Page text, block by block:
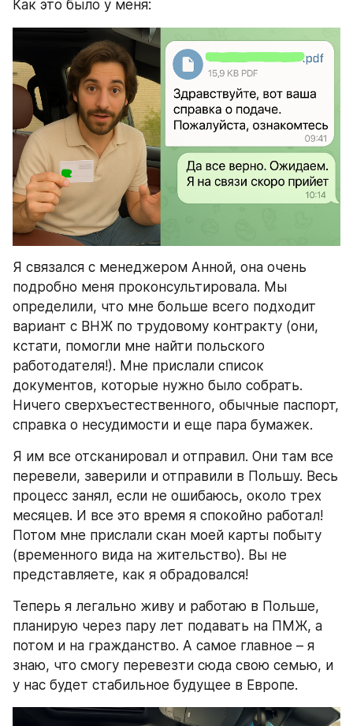
Как это было у меня:
Я связался с менеджером Анной, она очень
подробно меня проконсультировала. Мы
определили, что мне больше всего подходит
вариант с ВНЖ по трудовому контракту (они,
кстати, помогли мне найти польского
работодателя!). Мне прислали список
документов, которые нужно было собрать.
Ничего сверхъестественного, обычные паспорт,
справка о несудимости и еще пара бумажек.
Я им все отсканировал и отправил. Они там все
перевели, заверили и отправили в Польшу. Весь
процесс занял, если не ошибаюсь, около трех
месяцев. И все это время я спокойно работал!
Потом мне прислали скан моей карты побыту
(временного вида на жительство). Вы не
представляете, как я обрадовался!
Теперь я легально живу и работаю в Польше,
планирую через пару лет подавать на ПМЖ, а
потом и на гражданство. А самое главное – я
знаю, что смогу перевезти сюда свою семью, и
у нас будет стабильное будущее в Европе.